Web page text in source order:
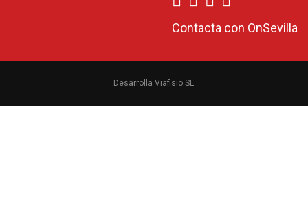
Contacta con OnSevilla
Desarrolla Viafisio SL